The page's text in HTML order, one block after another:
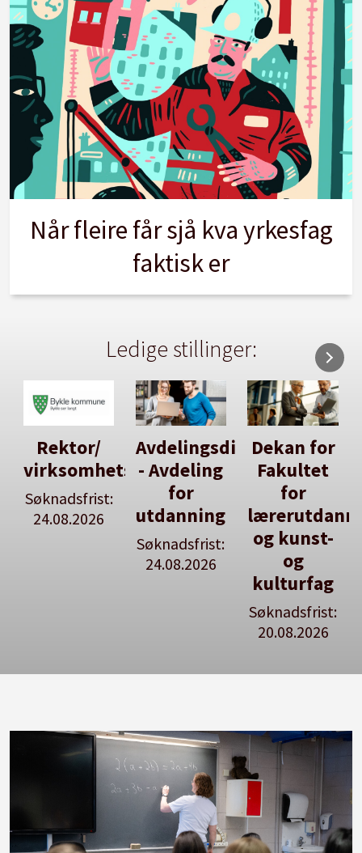
Når fleire får sjå kva yrkesfag
faktisk er
Ledige stillinger:
Avdelingsdirektør
- Avdeling
for
utdanning
Dekan for
Fakultet
for
lærerutdanning
og kunst-
og
Her kan
du utlyse
en ledig
stilling
Se våre
stillingspakker